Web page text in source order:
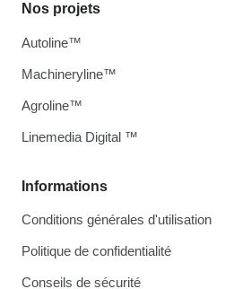
Informations
Conditions générales d'utilisation
Politique de confidentialité
Conseils de sécurité
Nos projets
Autoline™
Machineryline™
Agroline™
Linemedia Digital ™